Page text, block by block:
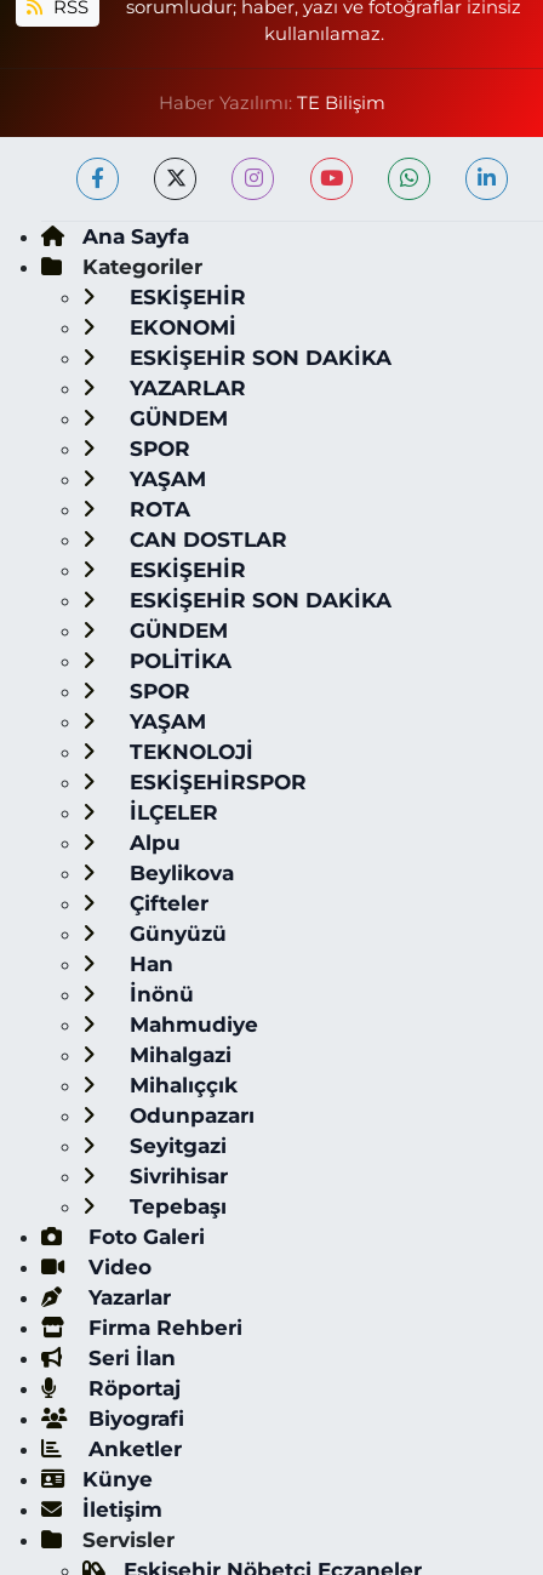
RSS
sorumludur; haber, yazı ve fotoğraflar izinsiz
kullanılamaz.
Haber Yazılımı: TE Bilişim
Ana Sayfa
Kategoriler
ESKİŞEHİR
EKONOMİ
ESKİŞEHİR SON DAKİKA
YAZARLAR
GÜNDEM
SPOR
YAŞAM
ROTA
CAN DOSTLAR
ESKİŞEHİR
ESKİŞEHİR SON DAKİKA
GÜNDEM
POLİTİKA
SPOR
YAŞAM
TEKNOLOJİ
ESKİŞEHİRSPOR
İLÇELER
Alpu
Beylikova
Çifteler
Günyüzü
Han
İnönü
Mahmudiye
Mihalgazi
Mihalıççık
Odunpazarı
Seyitgazi
Sivrihisar
Tepebaşı
Foto Galeri
Video
Yazarlar
Firma Rehberi
Seri İlan
Röportaj
Biyografi
Anketler
Künye
İletişim
Servisler
Eskişehir Nöbetçi Eczaneler